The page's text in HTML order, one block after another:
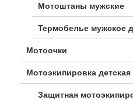
Мотоштаны мужские
Термобелье мужское
Мотоочки
Мотоэкипировка детская
Защитная